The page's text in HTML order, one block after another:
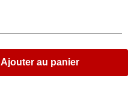
Ajouter au panier